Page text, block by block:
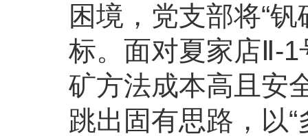
困境，党支部将“
标。面对夏家店Ⅱ-
矿方法成本高且安
跳出固有思路，以